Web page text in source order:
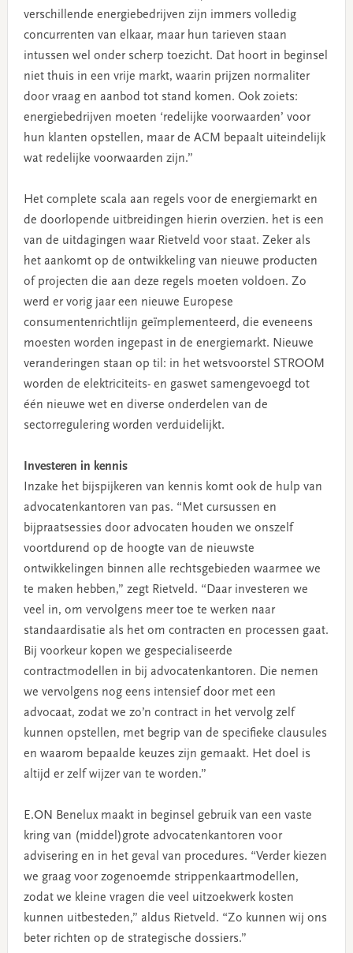
verschillende energiebedrijven zijn immers volledig
concurrenten van elkaar, maar hun tarieven staan
intussen wel onder scherp toezicht. Dat hoort in beginsel
niet thuis in een vrije markt, waarin prijzen normaliter
door vraag en aanbod tot stand komen. Ook zoiets:
energiebedrijven moeten ‘redelijke voorwaarden’ voor
hun klanten opstellen, maar de ACM bepaalt uiteindelijk
wat redelijke voorwaarden zijn.”
Het complete scala aan regels voor de energiemarkt en
de doorlopende uitbreidingen hierin overzien. het is een
van de uitdagingen waar Rietveld voor staat. Zeker als
het aankomt op de ontwikkeling van nieuwe producten
of projecten die aan deze regels moeten voldoen. Zo
werd er vorig jaar een nieuwe Europese
consumentenrichtlijn geïmplementeerd, die eveneens
moesten worden ingepast in de energiemarkt. Nieuwe
veranderingen staan op til: in het wetsvoorstel STROOM
worden de elektriciteits- en gaswet samengevoegd tot
één nieuwe wet en diverse onderdelen van de
sectorregulering worden verduidelijkt.
Investeren in kennis
Inzake het bijspijkeren van kennis komt ook de hulp van
advocatenkantoren van pas. “Met cursussen en
bijpraatsessies door advocaten houden we onszelf
voortdurend op de hoogte van de nieuwste
ontwikkelingen binnen alle rechtsgebieden waarmee we
te maken hebben,” zegt Rietveld. “Daar investeren we
veel in, om vervolgens meer toe te werken naar
standaardisatie als het om contracten en processen gaat.
Bij voorkeur kopen we gespecialiseerde
contractmodellen in bij advocatenkantoren. Die nemen
we vervolgens nog eens intensief door met een
advocaat, zodat we zo’n contract in het vervolg zelf
kunnen opstellen, met begrip van de specifieke clausules
en waarom bepaalde keuzes zijn gemaakt. Het doel is
altijd er zelf wijzer van te worden.”
E.ON Benelux maakt in beginsel gebruik van een vaste
kring van (middel)grote advocatenkantoren voor
advisering en in het geval van procedures. “Verder kiezen
we graag voor zogenoemde strippenkaartmodellen,
zodat we kleine vragen die veel uitzoekwerk kosten
kunnen uitbesteden,” aldus Rietveld. “Zo kunnen wij ons
beter richten op de strategische dossiers.”